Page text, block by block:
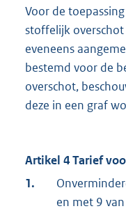
Voor de
stoffelijk overschot
eveneens
bestemd voor de
overschot,
deze in een graf
Artikel 4 Tarief
1.
en met 9